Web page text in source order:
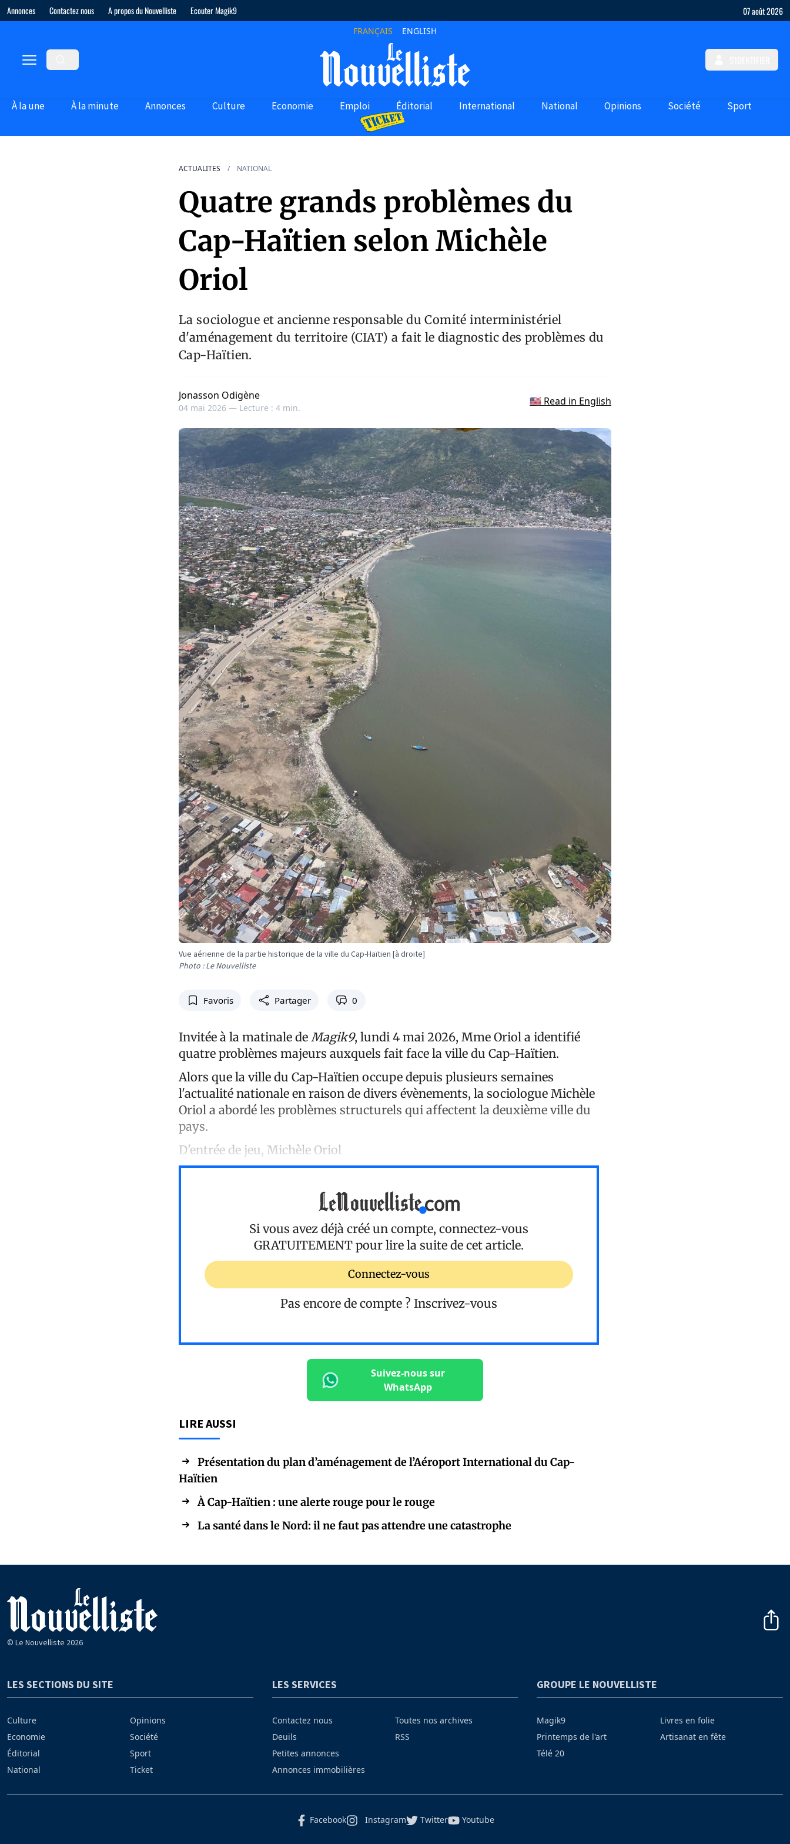
Annonces Contactez nous A propos du Nouvelliste Ecouter Magik9 07 août 2026
FRANÇAIS ENGLISH
À la une À la minute Annonces Culture Economie Emploi Éditorial International National Opinions Société Sport
ACTUALITES NATIONAL
Quatre grands problèmes du
Cap-Haïtien selon Michèle
Oriol
La sociologue et ancienne responsable du Comité interministériel
d'aménagement du territoire (CIAT) a fait le diagnostic des problèmes du
Cap-Haïtien.
Jonasson Odigène
04 mai 2026 — Lecture : 4 min.
🇺🇸 Read in English
Vue aérienne de la partie historique de la ville du Cap-Haïtien [à droite]
Photo : Le Nouvelliste
Favoris Partager 0
Invitée à la matinale de Magik9, lundi 4 mai 2026, Mme Oriol a identifié
quatre problèmes majeurs auxquels fait face la ville du Cap-Haïtien.
Alors que la ville du Cap-Haïtien occupe depuis plusieurs semaines
l'actualité nationale en raison de divers évènements, la sociologue Michèle
Oriol a abordé les problèmes structurels qui affectent la deuxième ville du
pays.
D'entrée de jeu, Michèle Oriol
Si vous avez déjà créé un compte, connectez-vous
GRATUITEMENT pour lire la suite de cet article.
Connectez-vous
Pas encore de compte ? Inscrivez-vous
Suivez-nous sur
WhatsApp
LIRE AUSSI
Présentation du plan d’aménagement de l’Aéroport International du Cap-
Haïtien
À Cap-Haïtien : une alerte rouge pour le rouge
La santé dans le Nord: il ne faut pas attendre une catastrophe
© Le Nouvelliste 2026
LES SECTIONS DU SITE
Culture
Economie
Éditorial
National
Opinions
Société
Sport
Ticket
LES SERVICES
Contactez nous
Deuils
Petites annonces
Annonces immobilières
Toutes nos archives
RSS
GROUPE LE NOUVELLISTE
Magik9
Printemps de l'art
Télé 20
Livres en folie
Artisanat en fête
Facebook Instagram Twitter Youtube